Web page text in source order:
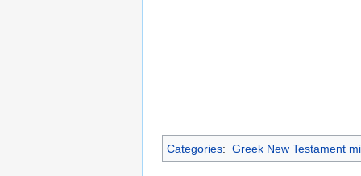
Categories: Greek New Testament